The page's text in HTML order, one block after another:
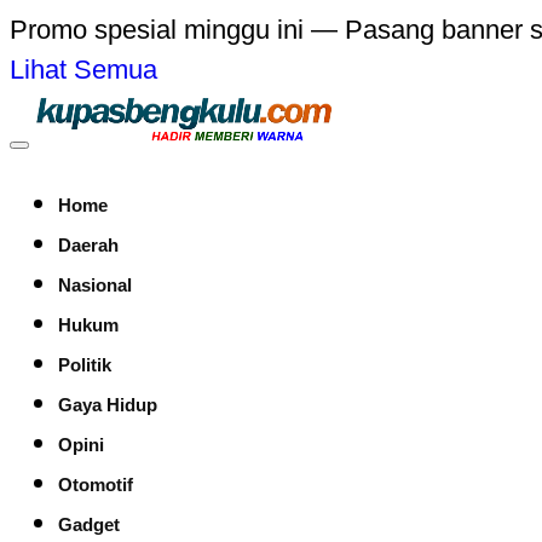
Promo spesial minggu ini — Pasang banner
Lihat Semua
Home
Daerah
Nasional
Hukum
Politik
Gaya Hidup
Opini
Otomotif
Gadget